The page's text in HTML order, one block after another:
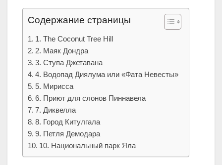
Содержание страницы
1. The Coconut Tree Hill
2. Маяк Дондра
3. Ступа Джетавана
4. Водопад Диялума или «Фата Невесты»
5. Мирисса
6. Приют для слонов Пиннавела
7. Диквелла
8. Город Китулгала
9. Петля Демодара
10. Национальный парк Яла